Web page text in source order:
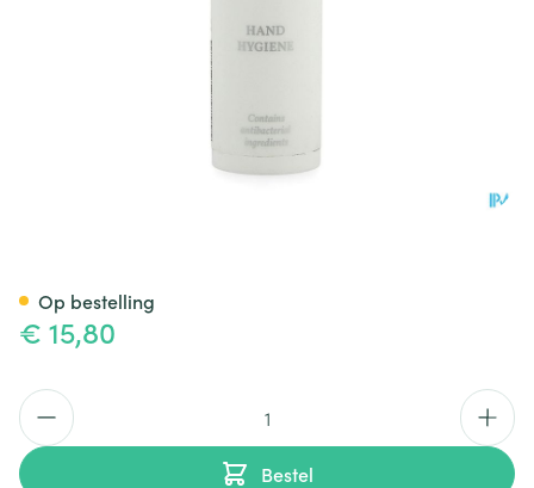
€ 15,80
Aantal
Bestel
Op bestelling